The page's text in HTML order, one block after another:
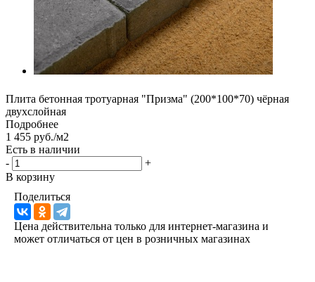
Плита бетонная тротуарная "Призма" (200*100*70) чёрная
двухслойная
Подробнее
1 455 руб./м2
Есть в наличии
-
+
В корзину
Поделиться
Цена действительна только для интернет-магазина и
может отличаться от цен в розничных магазинах